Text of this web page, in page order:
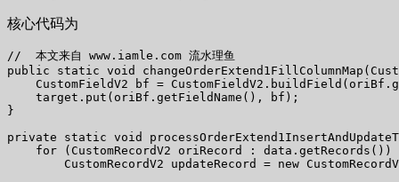
核心代码为
//  本文来自 www.iamle.com 流水理鱼
public static void
CustomFieldV2 bf =
    target.put(oriBf.getFieldName(), bf);
}
private static void
for (CustomRecordV2 oriRecord : data.getRecords())
CustomRecordV2 updateRecord = new